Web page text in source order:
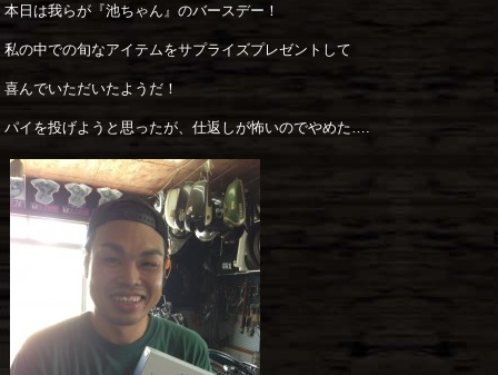
本日は我らが『池ちゃん』のバースデー！
私の中での旬なアイテムをサプライズプレゼントして
喜んでいただいたようだ！
パイを投げようと思ったが、仕返しが怖いのでやめた….